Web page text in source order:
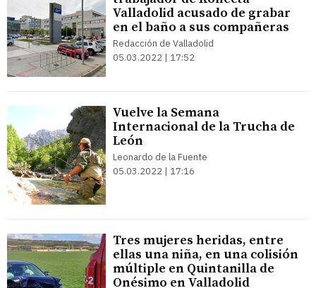
Valladolid acusado de grabar
en el baño a sus compañeras
Redacción de Valladolid
05.03.2022 | 17:52
Vuelve la Semana
Internacional de la Trucha de
León
Leonardo de la Fuente
05.03.2022 | 17:16
Tres mujeres heridas, entre
ellas una niña, en una colisión
múltiple en Quintanilla de
Onésimo en Valladolid